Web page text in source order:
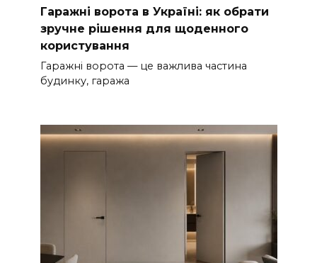
Гаражні ворота в Україні: як обрати
зручне рішення для щоденного
користування
Гаражні ворота — це важлива частина
будинку, гаража